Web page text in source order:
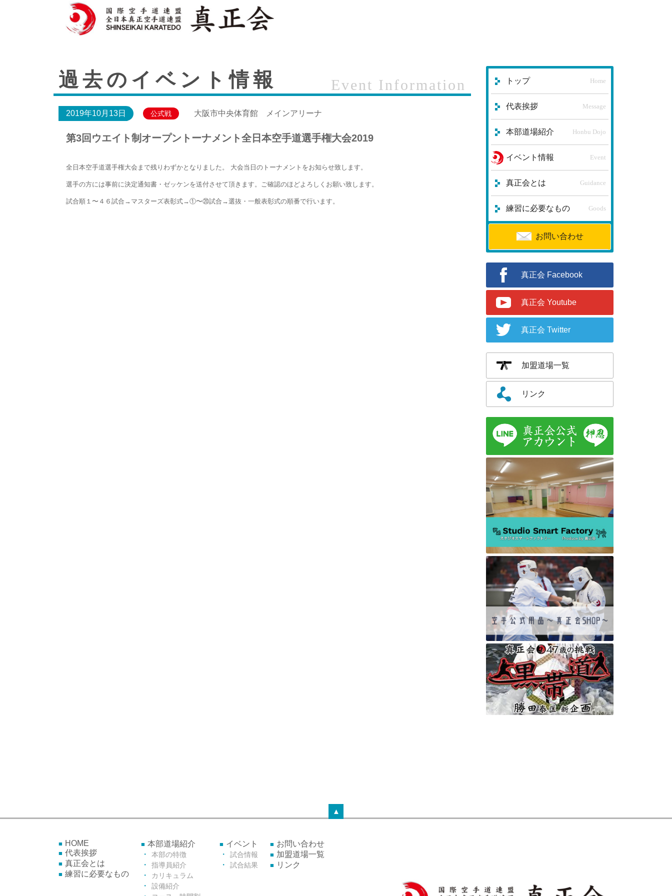
過去のイベント情報 Event Information
2019年10月13日 公式戦 大阪市中央体育館 メインアリーナ
第3回ウエイト制オープントーナメント全日本空手道選手権大会2019
全日本空手道選手権大会まで残りわずかとなりました。 大会当日のトーナメントをお知らせ致します。
選手の方には事前に決定通知書・ゼッケンを送付させて頂きます。ご確認のほどよろしくお願い致します。
試合順１〜４６試合→マスターズ表彰式→①〜⑳試合→選抜・一般表彰式の順番で行います。
トップ Home
代表挨拶 Message
本部道場紹介 Honbu Dojo
イベント情報 Event
真正会とは Guidance
練習に必要なもの Goods
お問い合わせ
真正会 Facebook
真正会 Youtube
真正会 Twitter
加盟道場一覧
リンク
▲
HOME
代表挨拶
真正会とは
練習に必要なもの
本部道場紹介
本部の特徴
指導員紹介
カリキュラム
設備紹介
イベント
試合情報
試合結果
お問い合わせ
加盟道場一覧
リンク